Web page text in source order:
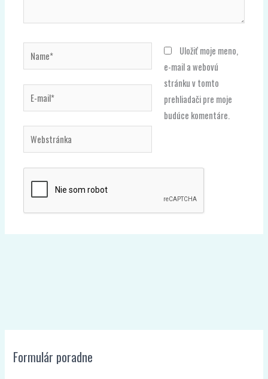
Name*
mail*
Webstránka
Uložiť moje meno,
e-mail a webovú
stránku v tomto
prehliadači pre moje
budúce komentáre.
Formulár poradne